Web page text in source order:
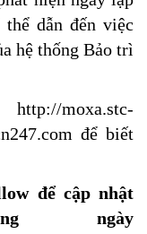
dẫn đến việc
hệ thống Bảo trì
http://moxa.stc-
để biết
để cập nhật
ngày